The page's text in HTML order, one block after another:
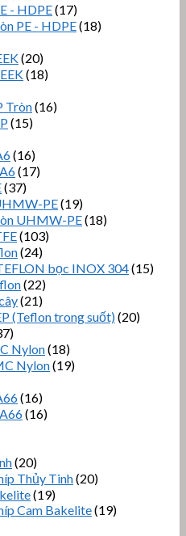
- HDPE(17)
PE - HDPE(18)
(20)
(18)
Tròn(16)
(15)
(16)
(17)
(37)
PE(19)
UHMW-PE(18)
(103)
(24)
bọc INOX 304(15)
(22)
(21)
(Teflon trong suốt)(20)
Nylon(18)
Nylon(19)
(16)
(16)
(20)
Thủy Tinh(20)
(19)
Cam Bakelite(19)